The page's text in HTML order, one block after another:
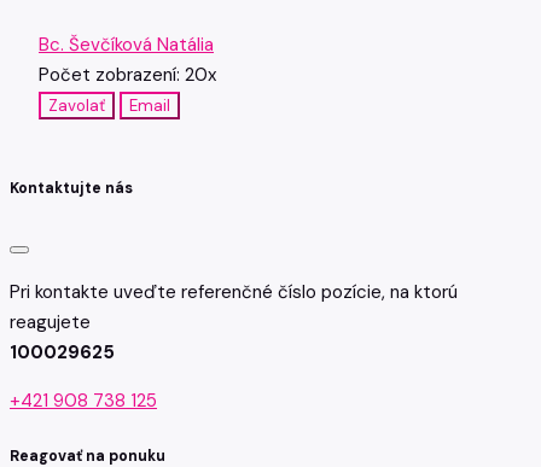
Bc. Ševčíková Natália
Počet zobrazení: 20x
Zavolať Email
Kontaktujte nás
Pri kontakte uveďte referenčné číslo pozície, na ktorú
reagujete
100029625
+421 908 738 125
Reagovať na ponuku